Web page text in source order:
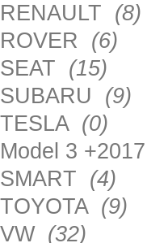
RENAULT (8)
ROVER (6)
SEAT (15)
SUBARU (9)
TESLA (0)
Model 3 +2017
SMART (4)
TOYOTA (9)
VW (32)